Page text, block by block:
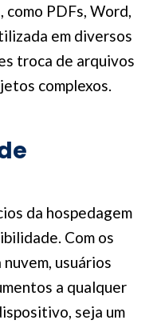
PDFs, Word,
em diversos
troca de arquivos
complexos.
da hospedagem
Com os
usuários
a qualquer
seja um